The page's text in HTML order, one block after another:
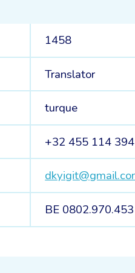
1458
Translator
turque
+32 455 114 394
BE 0802.970.453